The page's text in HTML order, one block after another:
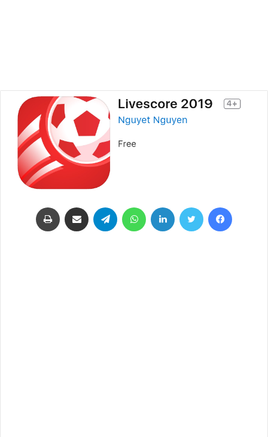
فيسبوك تويتر لينكدإن واتساب تيلقرام مشاركة عبر البريد